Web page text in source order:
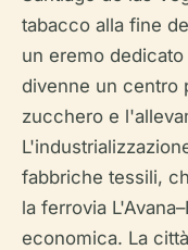
tabacco alla fine
un eremo
divenne un centro
zucchero e
fabbriche tessili,
la ferrovia
economica. La